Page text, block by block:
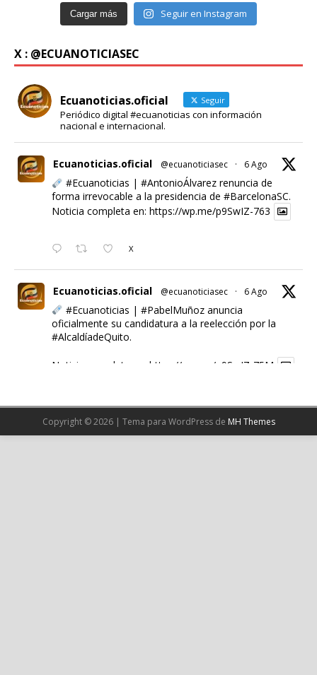
Cargar más Seguir en Instagram
X : @ECUANOTICIASEC
Ecuanoticias.oficial Seguir
Periódico digital #ecuanoticias con información
nacional e internacional.
Ecuanoticias.oficial @ecuanoticiasec · 6 Ago
#Ecuanoticias | #AntonioÁlvarezrenuncia de
forma irrevocable a la presidencia de #BarcelonaSC.
Noticia completa en: https://wp.me/p9SwIZ-763
X
Ecuanoticias.oficial @ecuanoticiasec · 6 Ago
#Ecuanoticias | #PabelMuñozanuncia
oficialmente su candidatura a la reelección por la
#AlcaldíadeQuito.
Noticia completa en: https://wp.me/p9SwIZ-75M
Cargar más
Copyright © 2026 | Tema para WordPress de MH Themes